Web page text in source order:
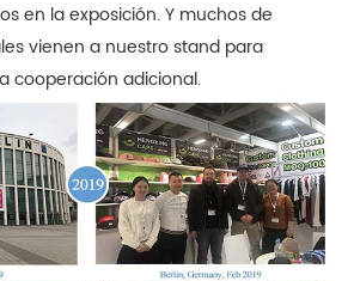
en la exposición. Y muchos de
vienen a nuestro stand para
cooperación adicional.